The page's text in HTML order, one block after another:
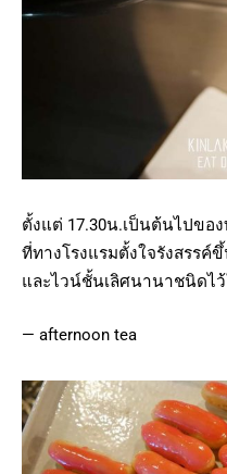
ตั้งแต่ 17.30น.เป็นต้นไปขอ
ที่ทางโรงแรมตั้งใจรังสรรค์
และไวน์ชั้นเลิศนานาชนิดไ
— afternoon tea